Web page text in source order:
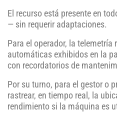
El recurso está presente en
— sin requerir adaptaciones.
Para el operador, la
automáticas exhibidos en la
con recordatorios de
Por su turno, para el gestor o
rastrear, en tiempo real, la
rendimiento si la máquina es